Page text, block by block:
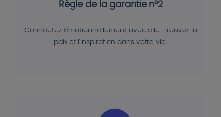
Règle de la garantie n°2
Connectez émotionnellement avec elle. Trouvez la
paix et l'inspiration dans votre vie.